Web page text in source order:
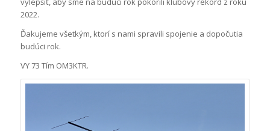
2022.
Ďakujeme všetkým, ktorí s nami spravili spojenie a dopočutia
budúci rok.
VY 73 Tím OM3KTR.